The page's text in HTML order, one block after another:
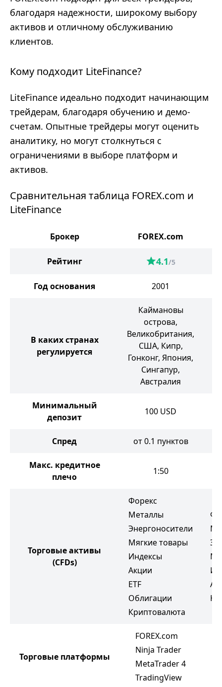
благодаря надежности, широкому выбору
активов и отличному обслуживанию
клиентов.
Кому подходит LiteFinance?
LiteFinance идеально подходит начинающим
трейдерам, благодаря обучению и демо-
счетам. Опытные трейдеры могут оценить
аналитику, но могут столкнуться с
ограничениями в выборе платформ и
активов.
Сравнительная таблица FOREX.com и
LiteFinance
Брокер FOREX.com
Рейтинг 4.1/5
Год основания 2001
В каких странах
регулируется
Каймановы
острова,
Великобритания,
США, Кипр,
Гонконг, Япония,
Сингапур,
Австралия
Минимальный
депозит
100 USD
Спред от 0.1 пунктов
Макс. кредитное
плечо
1:50
Торговые активы
(CFDs)
Форекс
Металлы
Энергоносители
Мягкие товары
Индексы
Акции
ETF
Облигации
Криптовалюта
Торговые платформы
FOREX.com
Ninja Trader
MetaTrader 4
TradingView